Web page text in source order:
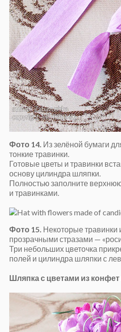
Фото 14. Из зелёной бумаги
тонкие травинки.
Готовые цветы и травинки
основу цилиндра шляпки.
Полностью заполните
и травинками.
Фото 15. Некоторые травинки
прозрачными стразами —
Три небольших цветочка
полей и цилиндра шляпки с
Шляпка с цветами из конфет